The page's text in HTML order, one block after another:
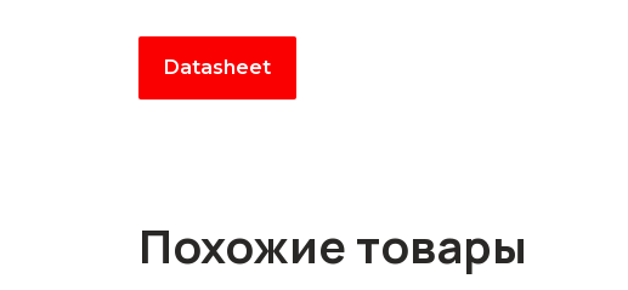
Datasheet
Похожие товары